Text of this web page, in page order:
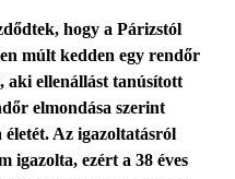
hogy a Párizstól
múlt kedden egy rendőr
aki ellenállást tanúsított
elmondása szerint
életét. Az igazoltatásról
igazolta, ezért a 38 éves